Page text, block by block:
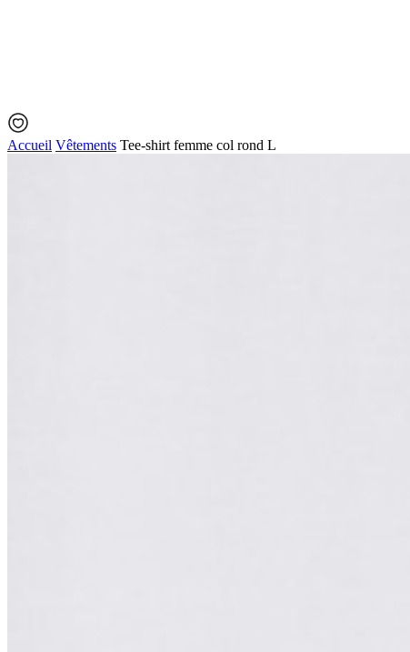
Accueil Vêtements Tee-shirt femme col rond L